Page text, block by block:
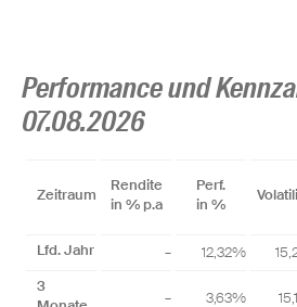
Performance und
07.08.2026
Zeitraum
Rendite
in % p.a
Perf.
in %
Lfd. Jahr – 12,32%
3
– 3,63%